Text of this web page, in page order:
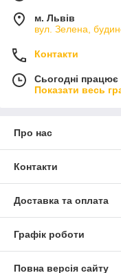
м. Львів
вул. Зелена,
Контакти
Сьогодні працює
Показати весь
Про нас
Контакти
Доставка та оплата
Графік роботи
Повна версія сайту